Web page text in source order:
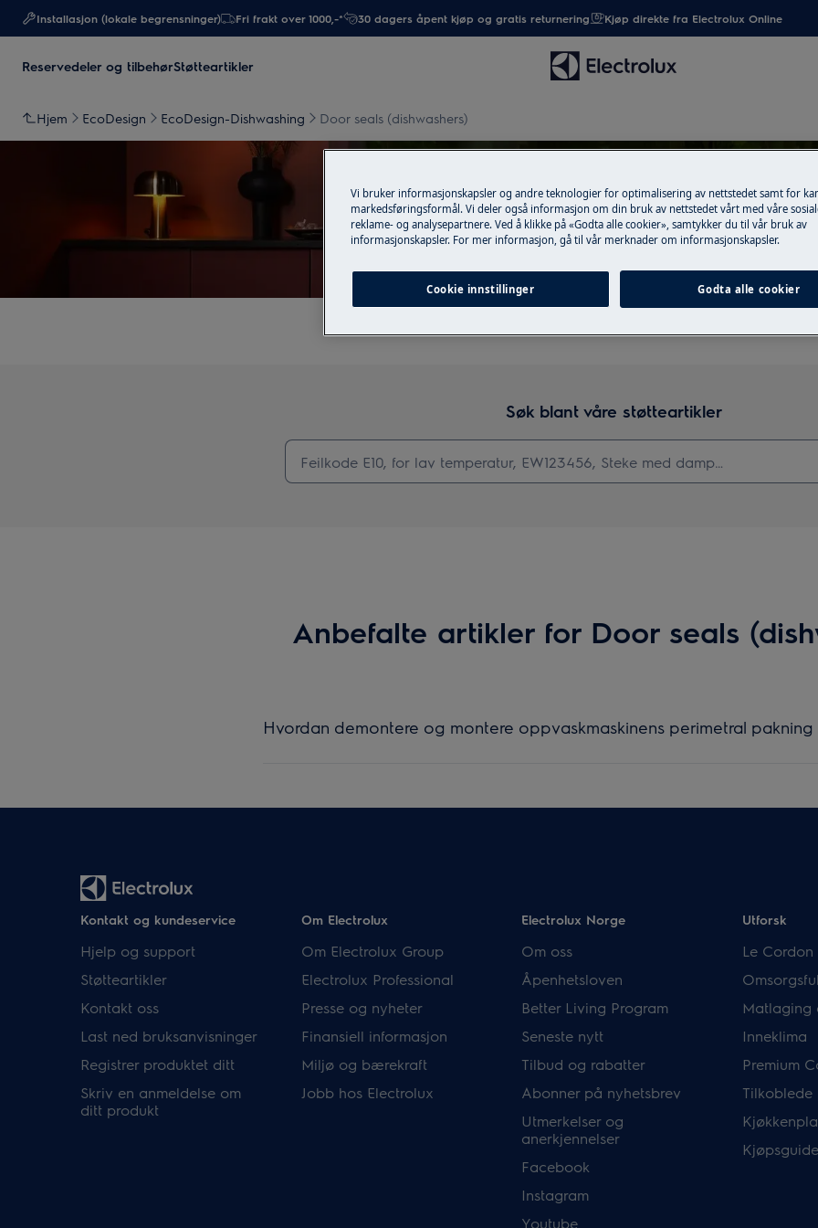
Installasjon (lokale begrensninger) Fri frakt over 1000,-* 30 dagers åpent kjøp og gratis returnering Kjøp direkte fra Electrolux Online
Reservedeler og tilbehørStøtteartikler
Hjem EcoDesign EcoDesign-Dishwashing Door seals (dishwashers)
Støtte for Door seals
Søk blant våre støtteartikler
Anbefalte artikler for Door seals
Hvordan demontere og montere oppvaskmaskinens perimetral pakning
Kontakt og kundeservice
Hjelp og support
Støtteartikler
Kontakt oss
Last ned bruksanvisninger
Registrer produktet ditt
Skriv en anmeldelse om
ditt produkt
Om Electrolux
Om Electrolux Group
Electrolux Professional
Presse og nyheter
Finansiell informasjon
Miljø og bærekraft
Jobb hos Electrolux
Electrolux Norge
Om oss
Åpenhetsloven
Better Living Program
Seneste nytt
Tilbud og rabatter
Abonner på nyhetsbrev
Utmerkelser og
anerkjennelser
Facebook
Instagram
Youtube
Utforsk
Le
Matlaging
Inneklima
Premium
Tilkoblede
Vi bruker informasjonskapsler og andre teknologier for optimalisering av nettstedet samt for
markedsføringsformål. Vi deler også informasjon om din bruk av nettstedet vårt med våre
reklame- og analysepartnere. Ved å klikke på «Godta alle cookier», samtykker du til vår bruk av
informasjonskapsler. For mer informasjon, gå til vår merknader om informasjonskapsler.
Cookie innstillinger Godta alle cookier